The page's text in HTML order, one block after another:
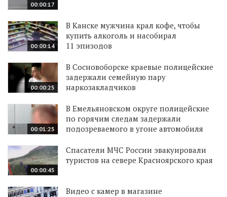
00:00:17
00:00:14
В Канске мужчина крал кофе, чтобы
купить алкоголь и насобирал
11 эпизодов
00:00:25
В Сосновоборске краевые полицейские
задержали семейную пару
наркозакладчиков
00:01:25
В Емельяновском округе полицейские
по горячим следам задержали
подозреваемого в угоне автомобиля
00:00:45
Спасатели МЧС России эвакуировали
туристов на севере Красноярского края
Видео с камер в магазине